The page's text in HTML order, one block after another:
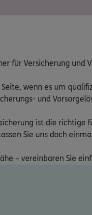
für Versicherung und
wenn es um
und
ist die richtige
Sie uns doch
– vereinbaren Sie